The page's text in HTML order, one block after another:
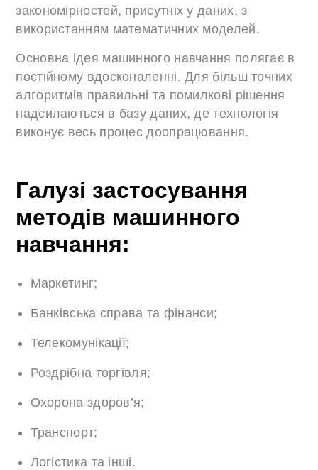
закономірностей, присутніх у даних, з
використанням математичних моделей.
Основна ідея машинного навчання полягає в
постійному вдосконаленні. Для більш точних
алгоритмів правильні та помилкові рішення
надсилаються в базу даних, де технологія
виконує весь процес доопрацювання.
Галузі застосування
методів машинного
навчання:
Маркетинг;
Банківська справа та фінанси;
Телекомунікації;
Роздрібна торгівля;
Охорона здоров’я;
Транспорт;
Логістика та інші.